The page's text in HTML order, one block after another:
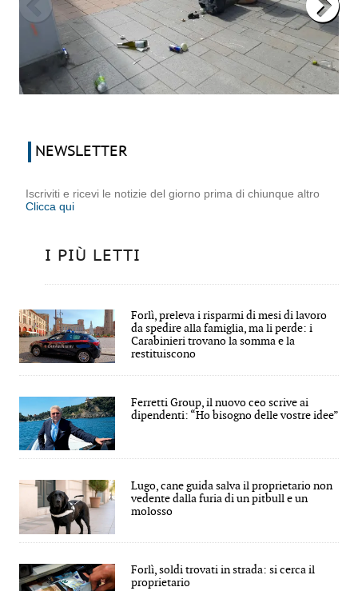
NEWSLETTER
Iscriviti e ricevi le notizie del giorno prima di chiunque altro
Clicca qui
I PIÙ LETTI
Forlì, preleva i risparmi di mesi di lavoro
da spedire alla famiglia, ma li perde: i
Carabinieri trovano la somma e la
restituiscono
Ferretti Group, il nuovo ceo scrive ai
dipendenti: “Ho bisogno delle vostre idee”
Lugo, cane guida salva il proprietario non
vedente dalla furia di un pitbull e un
molosso
Forlì, soldi trovati in strada: si cerca il
proprietario